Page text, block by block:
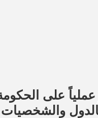
على
بالدول